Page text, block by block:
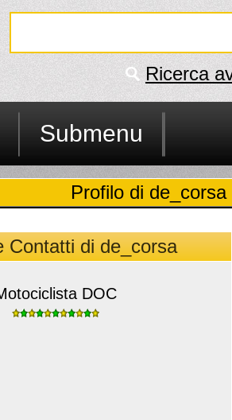
Ricerca
Submenu
Profilo di
Contatti di de_corsa
DOC